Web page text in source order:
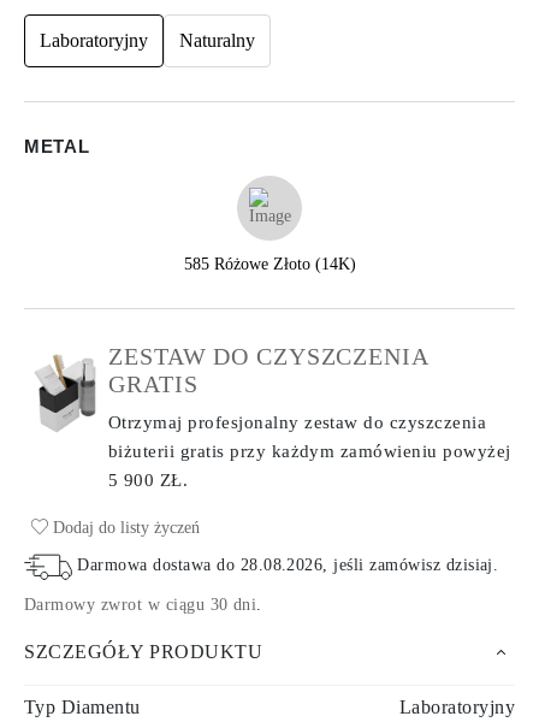
Ta wyrafinowana kompozycja przywołuje glamour ery Art Deco,
jednocześnie zachowując wyraźnie nowoczesny charakter. Z łączną
masą 2.77 ct na parę, kolczyki Palazzo robią niezapomniane
Laboratoryjny Naturalny
METAL
585 Różowe Złoto (14K)
ZESTAW DO CZYSZCZENIA
GRATIS
Otrzymaj profesjonalny zestaw do czyszczenia
biżuterii gratis przy każdym zamówieniupowyżej
5 900 ZŁ.
Dodaj do listy życzeń
Darmowa dostawa do 28.08.2026, jeśli zamówisz dzisiaj .
Darmowy zwrot w ciągu 30 dni.
SZCZEGÓŁY PRODUKTU
Typ Diamentu Laboratoryjny